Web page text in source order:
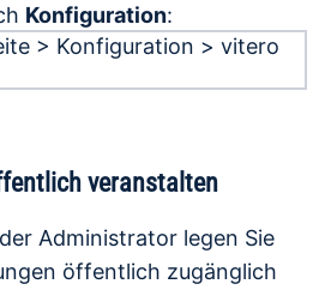
Konfiguration:
> Konfiguration > vitero
veranstalten
Administrator legen Sie
öffentlich zugänglich